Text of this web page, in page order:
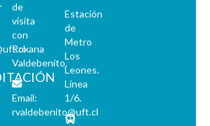
de
visita
con
Roxana
Valdebenito.
Email:
rvaldebenito@uft.cl
Estación
de
Metro
Los
Leones.
Línea
1/6.